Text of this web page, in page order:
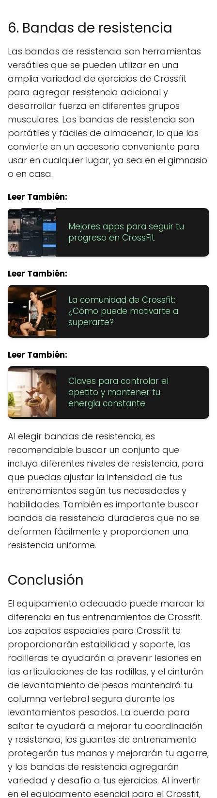
6. Bandas de resistencia
Las bandas de resistencia son herramientas
versátiles que se pueden utilizar en una
amplia variedad de ejercicios de Crossfit
para agregar resistencia adicional y
desarrollar fuerza en diferentes grupos
musculares. Las bandas de resistencia son
portátiles y fáciles de almacenar, lo que las
convierte en un accesorio conveniente para
usar en cualquier lugar, ya sea en el gimnasio
o en casa.
Leer También:
Mejores apps para seguir tu
progreso en CrossFit
Leer También:
La comunidad de Crossfit:
¿Cómo puede motivarte a
superarte?
Leer También:
Claves para controlar el
apetito y mantener tu
energía constante
Al elegir bandas de resistencia, es
recomendable buscar un conjunto que
incluya diferentes niveles de resistencia, para
que puedas ajustar la intensidad de tus
entrenamientos según tus necesidades y
habilidades. También es importante buscar
bandas de resistencia duraderas que no se
deformen fácilmente y proporcionen una
resistencia uniforme.
Conclusión
El equipamiento adecuado puede marcar la
diferencia en tus entrenamientos de Crossfit.
Los zapatos especiales para Crossfit te
proporcionarán estabilidad y soporte, las
rodilleras te ayudarán a prevenir lesiones en
las articulaciones de las rodillas, y el cinturón
de levantamiento de pesas mantendrá tu
columna vertebral segura durante los
levantamientos pesados. La cuerda para
saltar te ayudará a mejorar tu coordinación
y resistencia, los guantes de entrenamiento
protegerán tus manos y mejorarán tu agarre,
y las bandas de resistencia agregarán
variedad y desafío a tus ejercicios. Al invertir
en el equipamiento esencial para el Crossfit,